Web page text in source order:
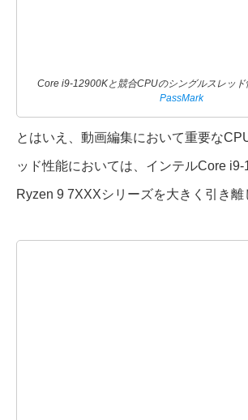
Core i9-12900Kと競合CPUのシングルスレッド
PassMark
とはいえ、動画編集において重要な
ッド性能においては、インテルCore
Ryzen 9 7XXXシリーズを大きく引き離